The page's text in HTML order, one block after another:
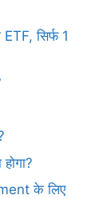
सिर्फ 1
के लिए